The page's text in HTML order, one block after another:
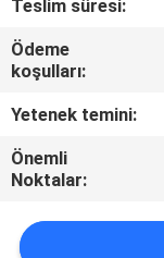
BIZIMLE
ILETIŞIME
GEÇIN
Teslim süresi:
Ödeme
koşulları:
Yetenek temini:
Önemli
Noktalar: